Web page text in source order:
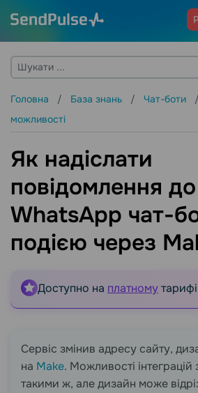
Головна База знань Чат-боти
можливості
Як надіслати
повідомлення до
WhatsApp чат-
подією через
Доступно на платному
Сервіс змінив адресу сайту,
на Make. Можливості
такими ж, але дизайн може